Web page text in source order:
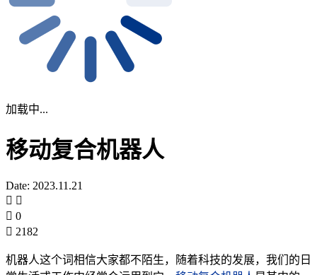
加载中...
移动复合机器人
Date: 2023.11.21
0
2182
机器人这个词相信大家都不陌生，随着科技的发展，我们的日